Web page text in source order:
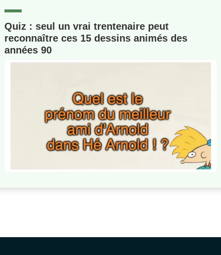
Quiz : seul un vrai trentenaire peut
reconnaître ces 15 dessins animés des
années 90